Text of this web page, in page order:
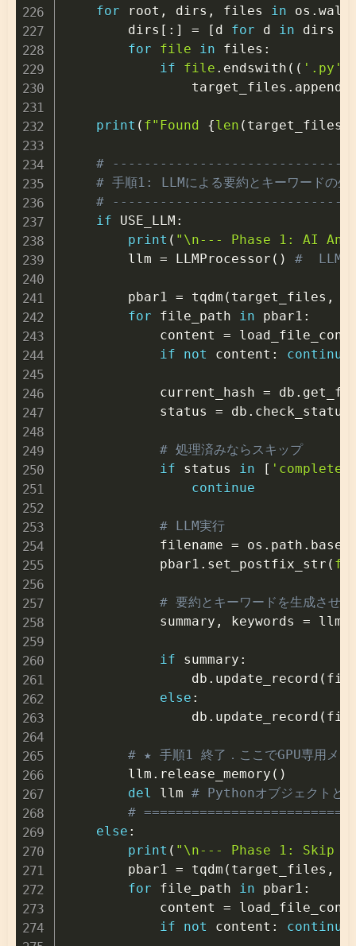
for root , dirs , files in os . walk
        dirs
[ : ] = [ d for d in dirs
for
file in files :
if
file . endswith ( ( '.py'
                target_files
. append
print ( f"Found {len ( target_files
#
# 手順1: LLMによる要約とキーワードの生
#
if USE_LLM :
print ( "\n--- Phase 1: AI
        llm
= LLMProcessor ( ) #  LLM処
        pbar1
= tqdm ( target_files ,
for file_path in pbar1 :
            content
=
if
not content : continue
            current_hash
= db .
            status
= db . check_status
# 処理済みならスキップ
if status in [
continue
# LLM実行
            filename
= os . path .
            pbar1
. set_postfix_str (
# 要約とキーワードを生成させる
            summary
, keywords = llm
if summary :
                db
. update_record (
else :
                db
. update_record (
# ★ 手順1 終了．ここでGPU専用メモ
        llm
. release_memory ( )
del llm # Pythonオブジェクトと
#
else :
print ( "\n--- Phase 1: Skip
        pbar1
= tqdm ( target_files ,
for file_path in pbar1 :
            content
=
if
not content : continue